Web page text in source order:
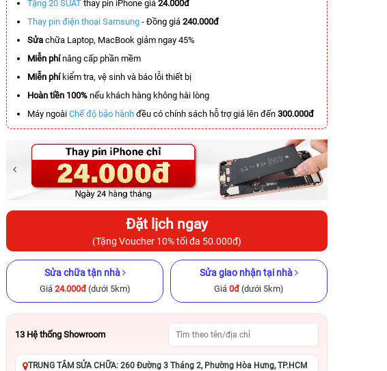
-5.500.000đ -7.700.000đ -3.100.000đ
Tặng 20 SUẤT thay pin iPhone giá 24.000đ
Thay pin điện thoại Samsung - Đồng giá 240.000đ
Sửa chữa Laptop, MacBook giảm ngay 45%
Miễn phínâng cấp phần mềm
Miễn phíkiểm tra, vệ sinh và báo lỗi thiết bị
Hoàn tiền 100% nếu khách hàng không hài lòng
Máy ngoài Chế độ bảo hành đều có chính sách hỗ trợ giá lên đến 300.000đ
Đặt lịch ngay
(Tặng Voucher 10% tối đa 50.000đ)
Sửa chữa tận nhà
Giá 24.000đ(dưới 5km)
Sửa giao nhận tại nhà
Giá 0đ(dưới 5km)
13 Hệ thống Showroom
TRUNG TÂM SỬA CHỮA: 260 Đường 3 Tháng 2, Phường Hòa Hưng, TP.HCM